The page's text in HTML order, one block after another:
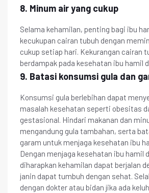
8. Minum air yang cukup
Selama kehamilan, penting bagi ibu
kecukupan cairan tubuh dengan
cukup setiap hari. Kekurangan cairan
berdampak pada kesehatan ibu hamil
9. Batasi konsumsi gula dan
Konsumsi gula berlebihan dapat
masalah kesehatan seperti obesitas
gestasional. Hindari makanan dan
mengandung gula tambahan, serta
garam untuk menjaga kesehatan ibu
Dengan menjaga kesehatan ibu hamil
diharapkan kehamilan dapat berjalan
janin dapat tumbuh dengan sehat.
dengan dokter atau bidan jika ada